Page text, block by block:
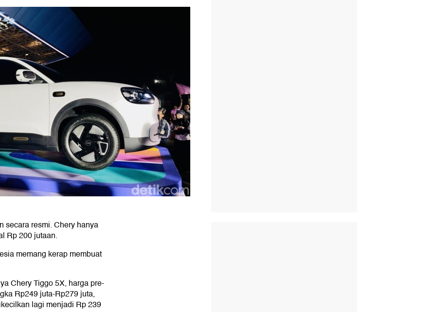
secara resmi. Chery hanya
Rp 200 jutaan.
memang kerap membuat
Chery Tiggo 5X, harga pre-
Rp249 juta-Rp279 juta,
lagi menjadi Rp 239